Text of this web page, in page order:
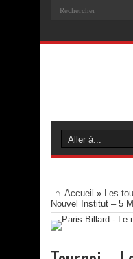
Accueil » Les
Nouvel Institut – 5